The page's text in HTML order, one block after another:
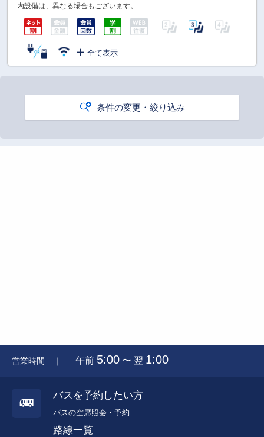
内設備は、異なる場合もございます。
全て表示
条件の変更・絞り込み
営業時間 ｜ 午前 5:00 〜 翌 1:00
バスを予約したい方
バスの空席照会・予約
路線一覧